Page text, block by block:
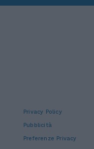
Privacy Policy
Pubblicità
Preferenze Privacy